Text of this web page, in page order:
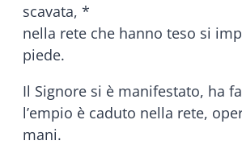
scavata, *
nella rete che hanno teso si
piede.
Il Signore si è manifestato, ha
l’empio è caduto nella rete,
mani.